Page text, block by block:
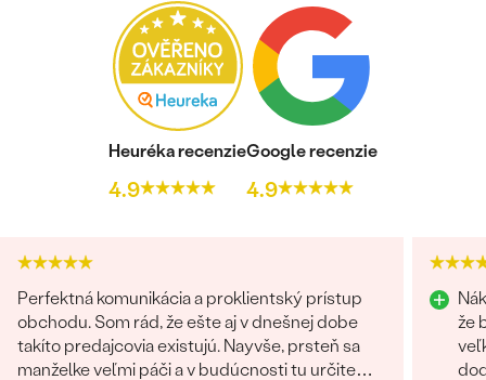
Heuréka recenzie
4.9
Google recenzie
4.9
Perfektná komunikácia a proklientský prístup
obchodu. Som rád, že ešte aj v dnešnej dobe
takíto predajcovia existujú. Nayvše, prsteň sa
manželke veľmi páči a v budúcnosti tu určite
že